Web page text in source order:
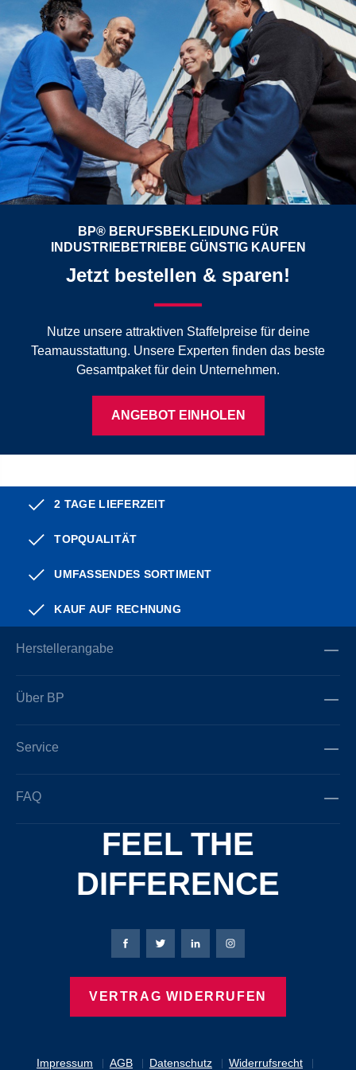
BP® BERUFSBEKLEIDUNG FÜR
INDUSTRIEBETRIEBE GÜNSTIG KAUFEN
Jetzt bestellen & sparen!
Nutze unsere attraktiven Staffelpreise für deine
Teamausstattung. Unsere Experten finden das beste
Gesamtpaket für dein Unternehmen.
ANGEBOT EINHOLEN
2 TAGE LIEFERZEIT
TOPQUALITÄT
UMFASSENDES SORTIMENT
KAUF AUF RECHNUNG
Herstellerangabe
Über BP
Service
FAQ
FEEL THE
DIFFERENCE
Impressum AGB Datenschutz Widerrufsrecht
Bierbaum-Proenen Facebook-Seite
Bierbaum-Proenen Twitter Seite
Bierbaum-Proenen LinkedIn
Bierbaum-Proenen
VERTRAG WIDERRUFEN